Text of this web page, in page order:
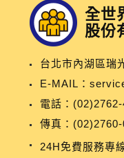
全世
股份
台北市內湖區瑞
E-MAIL：
電話：
傳真：
24H免費服務專